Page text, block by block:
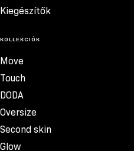
Kiegészítők
KOLLEKCIÓK
Move
Touch
DODA
Oversize
Second skin
Glow